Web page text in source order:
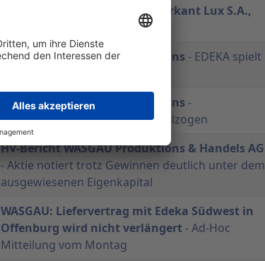
Verkauf der Anteile an der Markant Lux S.A.,
HV-Bericht WASGAU Produktions - EDEKA spielt
HV-Bericht WASGAU Produktions -
Kontorwechsel zu MARKANT vollzogen
HV-Bericht WASGAU Produktions & Handels AG
- Aktie notiert trotz Gewinnen deutlich unter dem
ausgewiesenen Eigenkapital
WASGAU: Liefervertrag mit Edeka Südwest in
Offenburg wird nicht verlängert- Ad-Hoc
Mitteilung vom Montag